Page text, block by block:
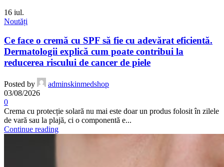
16 iul.
Noutăți
Ce face o cremă cu SPF să fie cu adevărat eficientă.
Dermatologii explică cum poate contribui la
reducerea riscului de cancer de piele
Posted by
adminskinmedshop
03/08/2026
0
Crema cu protecție solară nu mai este doar un produs folosit în zilele
de vară sau la plajă, ci o componentă e...
Continue reading